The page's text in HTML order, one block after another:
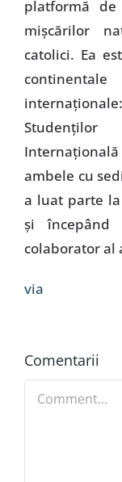
platformă
mişcărilor
catolici. Ea
ambele cu
a luat parte
şi începând
colaborator al
via
Comentarii
Comment